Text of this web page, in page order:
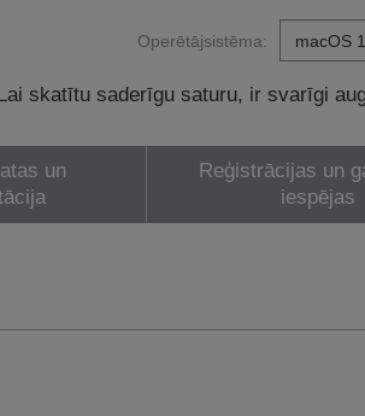
Operētājsistēma:
skatītu saderīgu saturu, ir svarīgi
un
Reģistrācijas un
iespējas